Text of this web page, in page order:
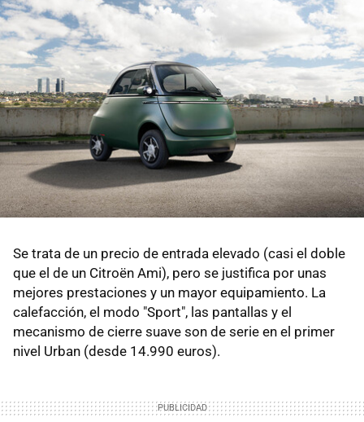
Se trata de un precio de entrada elevado (casi el doble
que el de un Citroën Ami), pero se justifica por unas
mejores prestaciones y un mayor equipamiento. La
calefacción, el modo "Sport", las pantallas y el
mecanismo de cierre suave son de serie en el primer
nivel Urban (desde 14.990 euros).